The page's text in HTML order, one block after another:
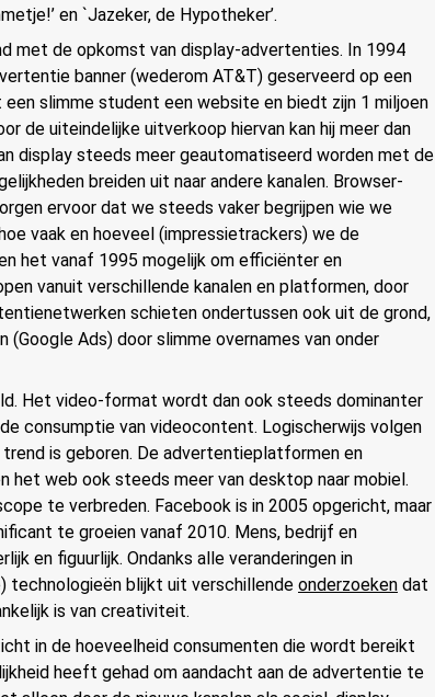
en `Jazeker, de Hypotheker’.
met de opkomst van display-advertenties. In 1994
banner (wederom AT&T) geserveerd op een
slimme student een website en biedt zijn 1 miljoen
de uiteindelijke uitverkoop hiervan kan hij meer dan
display steeds meer geautomatiseerd worden met de
breiden uit naar andere kanalen. Browser-
ervoor dat we steeds vaker begrijpen wie we
vaak en hoeveel (impressietrackers) we de
het vanaf 1995 mogelijk om efficiënter en
vanuit verschillende kanalen en platformen, door
schieten ondertussen ook uit de grond,
(Google Ads) door slimme overnames van onder
Het video-format wordt dan ook steeds dominanter
consumptie van videocontent. Logischerwijs volgen
is geboren. De advertentieplatformen en
het web ook steeds meer van desktop naar mobiel.
te verbreden. Facebook is in 2005 opgericht, maar
te groeien vanaf 2010. Mens, bedrijf en
en figuurlijk. Ondanks alle veranderingen in
technologieën blijkt uit verschillende onderzoeken dat
is van creativiteit.
in de hoeveelheid consumenten die wordt bereikt
heeft gehad om aandacht aan de advertentie te